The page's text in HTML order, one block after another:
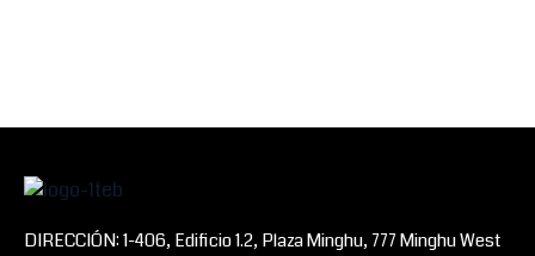
DIRECCIÓN: 1-406, Edificio 1.2, Plaza Minghu, 777 Minghu West